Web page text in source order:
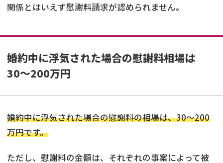
関係とはいえず慰謝料請求が認められません。
婚約中に浮気された場合の慰謝料相場は
30〜200万円
婚約中に浮気された場合の慰謝料の相場は、30～200
万円です。
ただし、慰謝料の金額は、それぞれの事案によって被